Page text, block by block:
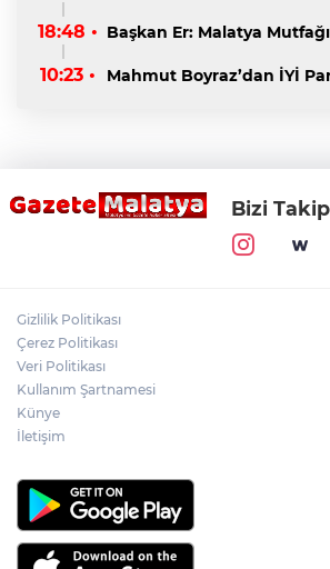
18:48 • Başkan Er: Malatya
10:23 • Mahmut Boyraz’dan İYİ
Bizi
Gizlilik Politikası
Çerez Politikası
Veri Politikası
Kullanım Şartnamesi
Künye
İletişim